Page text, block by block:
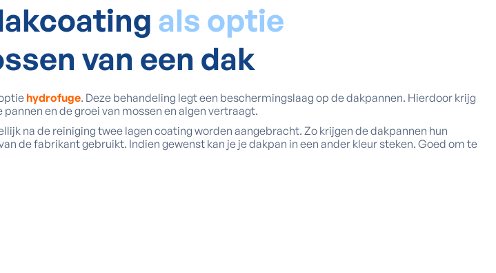
als optie
van een dak
hydrofuge. Deze behandeling legt een beschermingslaag op de dakpannen. Hierdoor krijg
en de groei van mossen en algen vertraagt.
na de reiniging twee lagen coating worden aangebracht. Zo krijgen de dakpannen hun
de fabrikant gebruikt. Indien gewenst kan je je dakpan in een ander kleur steken. Goed om te